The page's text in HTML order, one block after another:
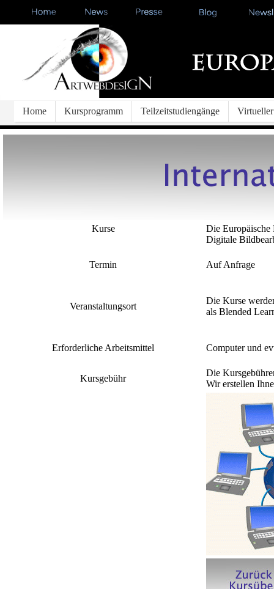
Home Kursprogramm Teilzeitstudiengänge
Kurse
Die Europäische
Digitale
Termin Auf Anfrage
Veranstaltungsort
Die Kurse
als Blended
Erforderliche Arbeitsmittel Computer und
Kursgebühr
Die
Wir erstellen